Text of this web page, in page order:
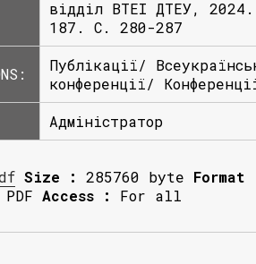
відділ ВТЕІ ДТЕУ,
187. С. 280-287
Публікації/
конференції/
Адміністратор
Size : 285760 byte Format
PDF Access : For all